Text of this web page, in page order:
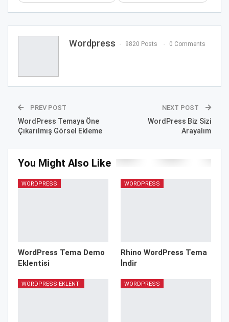
Wordpress 9820 Posts 0 Comments
PREV POST
WordPress Temaya Öne
Çıkarılmış Görsel Ekleme
NEXT POST
WordPress Biz Sizi
Arayalım
You Might Also Like
WORDPRESS
WordPress Tema Demo
Eklentisi
WORDPRESS
Rhino WordPress Tema
İndir
WORDPRESS EKLENTI WORDPRESS